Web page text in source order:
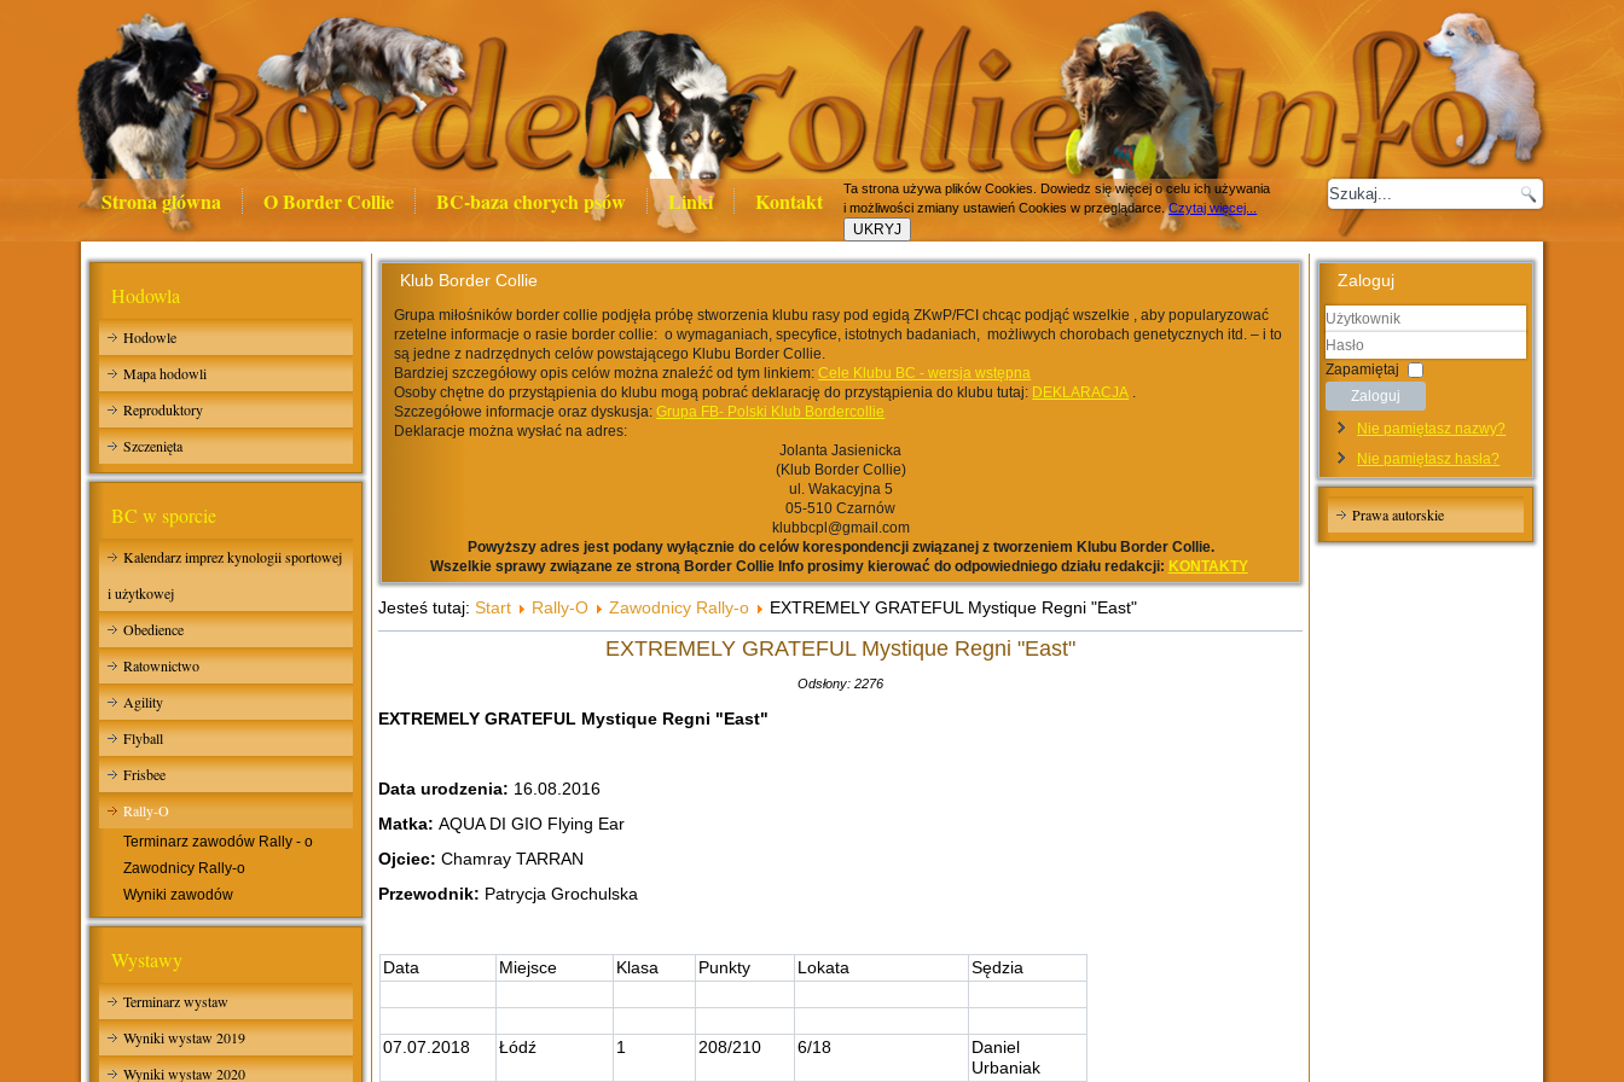
Strona główna O Border Collie BC-baza chorych psów Linki Kontakt
Ta strona używa plików Cookies. Dowiedz się więcej o celu ich używania
i możliwości zmiany ustawień Cookies w przeglądarce.Czytaj więcej...
Hodowla
Hodowle
Mapa hodowli
Reproduktory
Szczenięta
BC w sporcie
Kalendarz imprez kynologii sportowej
i użytkowej
Obedience
Ratownictwo
Agility
Flyball
Frisbee
Rally-O
Terminarz zawodów Rally - o
Zawodnicy Rally-o
Wyniki zawodów
Wystawy
Terminarz wystaw
Wyniki wystaw 2019
Wyniki wystaw 2020
Klub Border Collie
Grupa miłośników border collie podjęła próbę stworzenia klubu rasy pod egidą ZKwP/FCI chcąc podjąć wszelkie , aby popularyzować
rzetelne informacje o rasie border collie: o wymaganiach, specyfice, istotnych badaniach, możliwych chorobach genetycznych itd. – i to
są jedne z nadrzędnych celów powstającego Klubu Border Collie.
Bardziej szczegółowy opis celów można znaleźć od tym linkiem:Cele Klubu BC - wersja wstępna
Osoby chętne do przystąpienia do klubu mogą pobrać deklarację do przystąpienia do klubu tutaj: DEKLARACJA .
Szczegółowe informacje oraz dyskusja:Grupa FB- Polski Klub Bordercollie
Deklaracje można wysłać na adres:
Jolanta Jasienicka
(Klub Border Collie)
ul. Wakacyjna 5
05-510 Czarnów
klubbcpl@gmail.com
Powyższy adres jest podany wyłącznie do celów korespondencji związanej z tworzeniem Klubu Border Collie.
Wszelkie sprawy związane ze stroną Border Collie Info prosimy kierować do odpowiedniego działu redakcji: KONTAKTY
Jesteś tutaj:Start Rally-O Zawodnicy Rally-o EXTREMELY GRATEFUL Mystique Regni "East"
EXTREMELY GRATEFUL Mystique Regni "East"
Odsłony: 2276
EXTREMELY GRATEFUL Mystique Regni "East"
Data urodzenia: 16.08.2016
Matka:AQUA DI GIO Flying Ear
Ojciec: Chamray TARRAN
Przewodnik: Patrycja Grochulska
Data Miejsce Klasa Punkty Lokata Sędzia
07.07.2018 Łódź 1 208/210 6/18
Daniel
Urbaniak
Zaloguj
Użytkownik
Hasło
Zapamiętaj
Zaloguj
Nie pamiętasz nazwy?
Nie pamiętasz hasła?
Prawa autorskie